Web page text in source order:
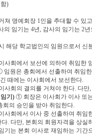
)
쳐 명예회장 1인을 추대할 수 있고
의 임기는 4년, 감사의 임기는 2년
해당 학교법인의 임원으로서
사회에서 보선에 의하여 취임한
임원은 총회에서 선출하여 취임
때에는 이사회에서 보선한다.
사회의 결의를 거쳐야 한다. 다만,
기 ) ① 회장은 이사회가 이사 또
회의 승인을 받아 취임한다.
사회에서 이사 중 선출하여 취임
다. 다만, 본회의 회원자격을 상실
기는 본회 이사로 재임하는 기간